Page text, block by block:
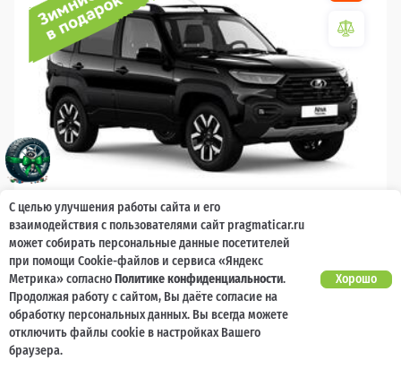
LADA Niva Travel
2026
Гарантия 2 года, без ограничения по
пробегу
Есть предложение?
Ваш кешбек
С целью улучшения работы сайта и его
взаимодействия с пользователями сайт pragmaticar.ru
может собирать персональные данные посетителей
при помощи Cookie-файлов и сервиса «Яндекс
Метрика» согласноПолитике конфиденциальности.
Продолжая работу с сайтом, Вы даёте согласие на
обработку персональных данных. Вы всегда можете
отключить файлы cookie в настройках Вашего
браузера.
Хорошо